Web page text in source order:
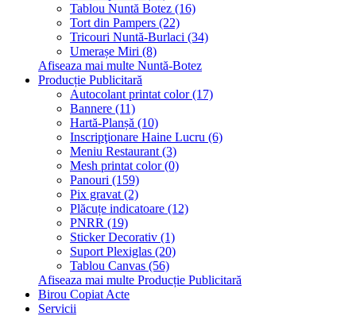
Tablou Nuntă Botez (16)
Tort din Pampers (22)
Tricouri Nuntă-Burlaci (34)
Umerașe Miri (8)
Afiseaza mai multe Nuntă-Botez
Producție Publicitară
Autocolant printat color (17)
Bannere (11)
Hartă-Planșă (10)
Inscripţionare Haine Lucru (6)
Meniu Restaurant (3)
Mesh printat color (0)
Panouri (159)
Pix gravat (2)
Plăcuțe indicatoare (12)
PNRR (19)
Sticker Decorativ (1)
Suport Plexiglas (20)
Tablou Canvas (56)
Afiseaza mai multe Producție Publicitară
Birou Copiat Acte
Servicii